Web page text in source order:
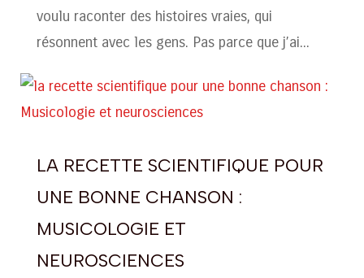
voulu raconter des histoires vraies, qui
résonnent avec les gens. Pas parce que j’ai...
LA RECETTE SCIENTIFIQUE POUR
UNE BONNE CHANSON :
MUSICOLOGIE ET
NEUROSCIENCES